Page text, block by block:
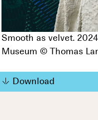
Smooth as velvet.
Museum © Thomas
Download